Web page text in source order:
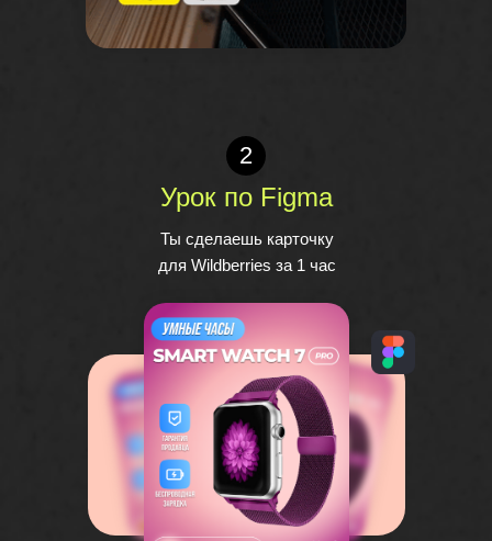
2
Ты сделаешь карточку
для Wildberries за 1 час
Урок по Figma